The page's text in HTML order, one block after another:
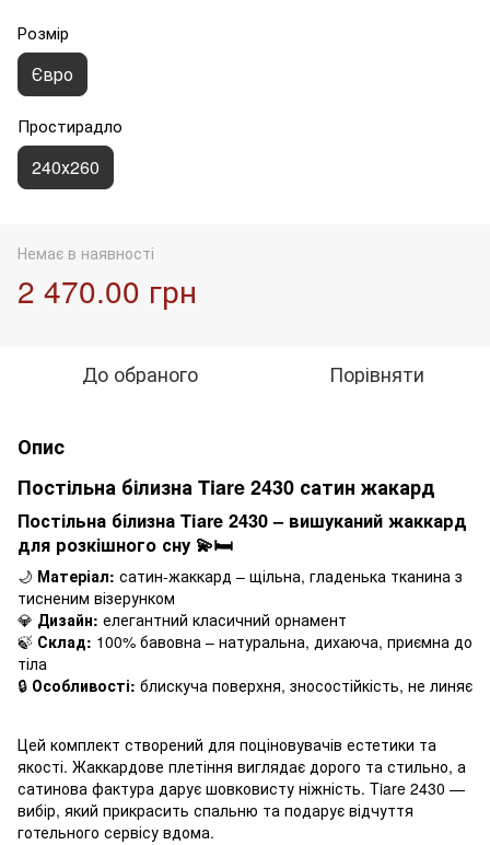
Розмір
Євро
Простирадло
240х260
Немає в наявності
2 470.00 грн
До обраного Порівняти
Опис
Постільна білизна Tiare 2430 сатин жакард
Постільна білизна Tiare 2430 – вишуканий жаккард
для розкішного сну 💫🛏️
🌙 Матеріал: сатин-жаккард – щільна, гладенька тканина з
тисненим візерунком
💎 Дизайн: елегантний класичний орнамент
🍃 Склад: 100% бавовна – натуральна, дихаюча, приємна до
тіла
🔒 Особливості: блискуча поверхня, зносостійкість, не линяє
Цей комплект створений для поціновувачів естетики та
якості. Жаккардове плетіння виглядає дорого та стильно, а
сатинова фактура дарує шовковисту ніжність. Tiare 2430 —
вибір, який прикрасить спальню та подарує відчуття
готельного сервісу вдома.